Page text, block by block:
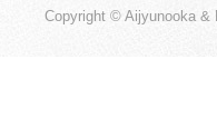
Copyright © Aijyunooka &